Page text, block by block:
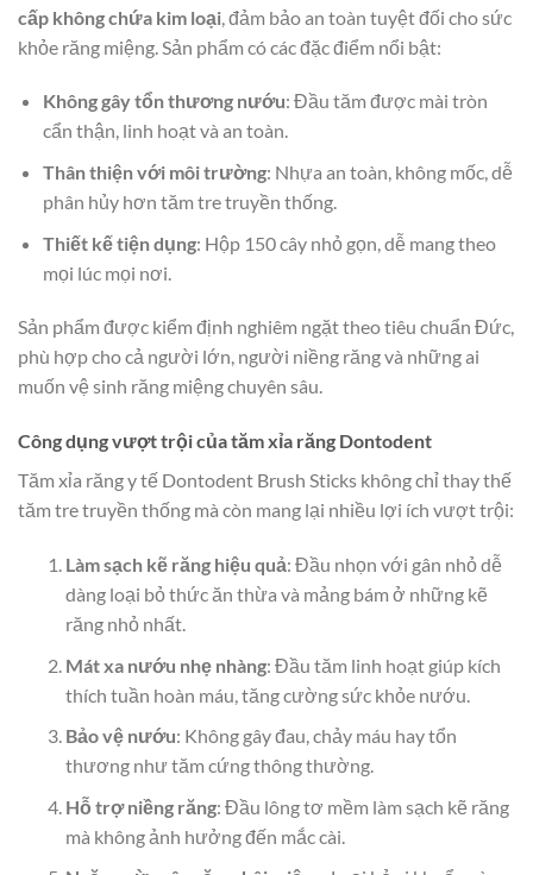
cấp không chứa kim loại , đảm bảo an toàn tuyệt đối cho sức
khỏe răng miệng. Sản phẩm có các đặc điểm nổi bật:
Không gây tổn thương nướu: Đầu tăm được mài tròn
cẩn thận, linh hoạt và an toàn.
Thân thiện với môi trường: Nhựa an toàn, không mốc, dễ
phân hủy hơn tăm tre truyền thống.
Thiết kế tiện dụng: Hộp 150 cây nhỏ gọn, dễ mang theo
mọi lúc mọi nơi.
Sản phẩm được kiểm định nghiêm ngặt theo tiêu chuẩn Đức,
phù hợp cho cả người lớn, người niềng răng và những ai
muốn vệ sinh răng miệng chuyên sâu.
Công dụng vượt trội của tăm xỉa răng Dontodent
Tăm xỉa răng y tế Dontodent Brush Sticks không chỉ thay thế
tăm tre truyền thống mà còn mang lại nhiều lợi ích vượt trội:
Làm sạch kẽ răng hiệu quả: Đầu nhọn với gân nhỏ dễ
dàng loại bỏ thức ăn thừa và mảng bám ở những kẽ
răng nhỏ nhất.
Mát xa nướu nhẹ nhàng: Đầu tăm linh hoạt giúp kích
thích tuần hoàn máu, tăng cường sức khỏe nướu.
Bảo vệ nướu: Không gây đau, chảy máu hay tổn
thương như tăm cứng thông thường.
Hỗ trợ niềng răng: Đầu lông tơ mềm làm sạch kẽ răng
mà không ảnh hưởng đến mắc cài.